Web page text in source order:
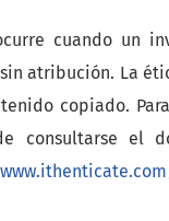
cuando un
atribución. La
copiado.
consultarse el